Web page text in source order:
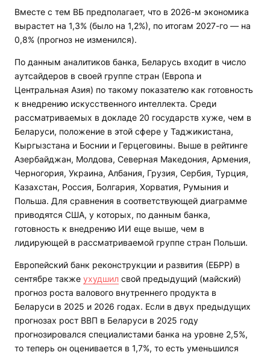
Вместе с тем ВБ предполагает, что в 2026-м экономика
вырастет на 1,3% (было на 1,2%), по итогам 2027-го — на
0,8% (прогноз не изменился).
По данным аналитиков банка, Беларусь входит в число
аутсайдеров в своей группе стран (Европа и
Центральная Азия) по такому показателю как готовность
к внедрению искусственного интеллекта. Среди
рассматриваемых в докладе 20 государств хуже, чем в
Беларуси, положение в этой сфере у Таджикистана,
Кыргызстана и Боснии и Герцеговины. Выше в рейтинге
Азербайджан, Молдова, Северная Македония, Армения,
Черногория, Украина, Албания, Грузия, Сербия, Турция,
Казахстан, Россия, Болгария, Хорватия, Румыния и
Польша. Для сравнения в соответствующей диаграмме
приводятся США, у которых, по данным банка,
готовность к внедрению ИИ еще выше, чем в
лидирующей в рассматриваемой группе стран Польши.
Европейский банк реконструкции и развития (ЕБРР) в
сентябре также ухудшил свой предыдущий (майский)
прогноз роста валового внутреннего продукта в
Беларуси в 2025 и 2026 годах. Если в двух предыдущих
прогнозах рост ВВП в Беларуси в 2025 году
прогнозировался специалистами банка на уровне 2,5%,
то теперь он оценивается в 1,7%, то есть уменьшился